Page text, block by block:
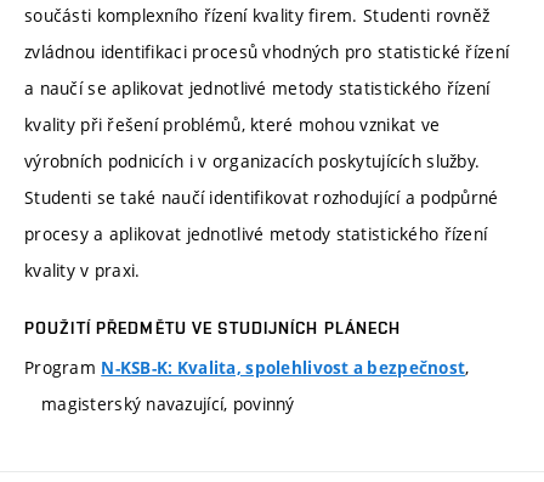
součásti komplexního řízení kvality firem. Studenti rovněž
zvládnou identifikaci procesů vhodných pro statistické řízení
a naučí se aplikovat jednotlivé metody statistického řízení
kvality při řešení problémů, které mohou vznikat ve
výrobních podnicích i v organizacích poskytujících služby.
Studenti se také naučí identifikovat rozhodující a podpůrné
procesy a aplikovat jednotlivé metody statistického řízení
kvality v praxi.
POUŽITÍ PŘEDMĚTU VE STUDIJNÍCH PLÁNECH
Program N-KSB-K: Kvalita, spolehlivost a bezpečnost,
magisterský navazující, povinný